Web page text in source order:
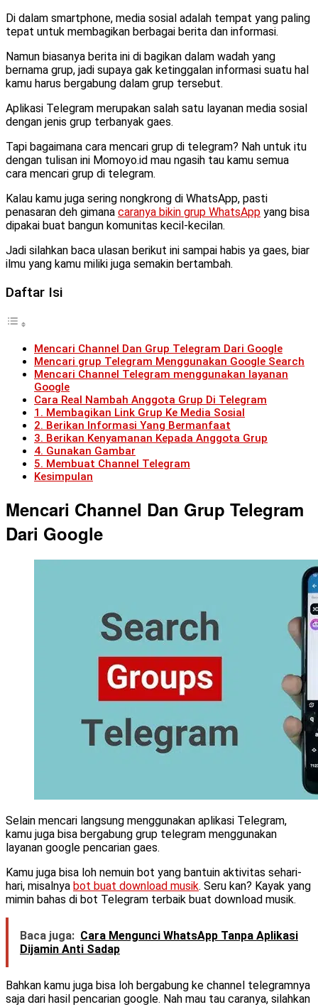
Di dalam smartphone, media sosial adalah tempat yang paling
tepat untuk membagikan berbagai berita dan informasi.
Namun biasanya berita ini di bagikan dalam wadah yang
bernama grup, jadi supaya gak ketinggalan informasi suatu hal
kamu harus bergabung dalam grup tersebut.
Aplikasi Telegram merupakan salah satu layanan media sosial
dengan jenis grup terbanyak gaes.
Tapi bagaimana cara mencari grup di telegram? Nah untuk itu
dengan tulisan ini Momoyo.id mau ngasih tau kamu semua
cara mencari grup di telegram.
Kalau kamu juga sering nongkrong di WhatsApp, pasti
penasaran deh gimana caranya bikin grup WhatsApp yang bisa
dipakai buat bangun komunitas kecil-kecilan.
Jadi silahkan baca ulasan berikut ini sampai habis ya gaes, biar
ilmu yang kamu miliki juga semakin bertambah.
Daftar Isi
Mencari Channel Dan Grup Telegram Dari Google
Mencari grup Telegram Menggunakan Google Search
Mencari Channel Telegram menggunakan layanan
Google
Cara Real Nambah Anggota Grup Di Telegram
1. Membagikan Link Grup Ke Media Sosial
2. Berikan Informasi Yang Bermanfaat
3. Berikan Kenyamanan Kepada Anggota Grup
4. Gunakan Gambar
5. Membuat Channel Telegram
Kesimpulan
Mencari Channel Dan Grup Telegram
Dari Google
Selain mencari langsung menggunakan aplikasi Telegram,
kamu juga bisa bergabung grup telegram menggunakan
layanan google pencarian gaes.
Kamu juga bisa loh nemuin bot yang bantuin aktivitas sehari-
hari, misalnya bot buat download musik. Seru kan? Kayak yang
mimin bahas di bot Telegram terbaik buat download musik.
Baca juga: Cara Mengunci WhatsApp Tanpa Aplikasi
Dijamin Anti Sadap
Bahkan kamu juga bisa loh bergabung ke channel telegramnya
saja dari hasil pencarian google. Nah mau tau caranya, silahkan